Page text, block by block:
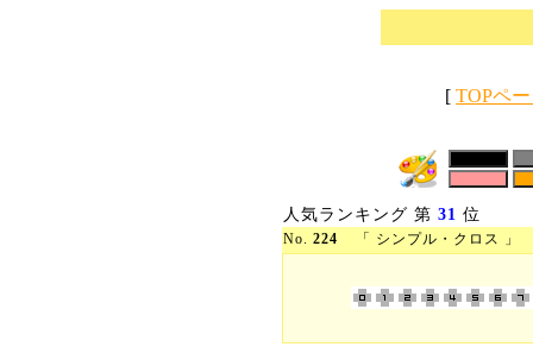
[ TOPペ
人気ランキング 第 31 位
No. 224 「 シンプル・クロス 」